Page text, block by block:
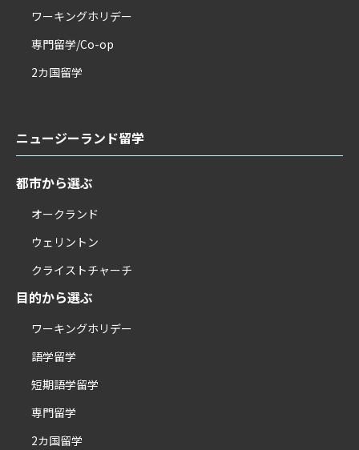
ワーキングホリデー
専門留学/Co-op
2カ国留学
ニュージーランド留学
都市から選ぶ
オークランド
ウェリントン
クライストチャーチ
目的から選ぶ
ワーキングホリデー
語学留学
短期語学留学
専門留学
2カ国留学